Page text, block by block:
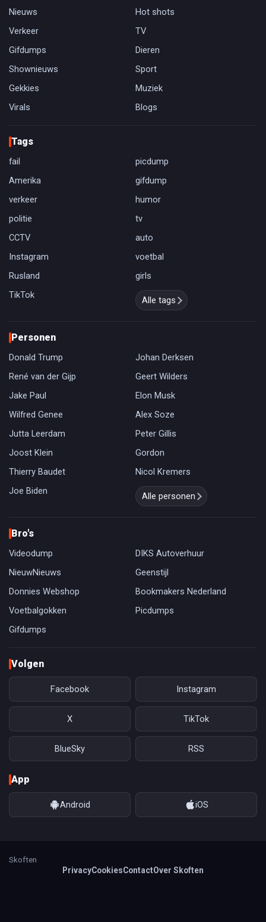
Nieuws
Hot shots
Verkeer
TV
Gifdumps
Dieren
Shownieuws
Sport
Gekkies
Muziek
Virals
Blogs
Tags
fail
picdump
Amerika
gifdump
verkeer
humor
politie
tv
CCTV
auto
Instagram
voetbal
Rusland
girls
TikTok
Alle tags
Personen
Donald Trump
Johan Derksen
René van der Gijp
Geert Wilders
Jake Paul
Elon Musk
Wilfred Genee
Alex Soze
Jutta Leerdam
Peter Gillis
Joost Klein
Gordon
Thierry Baudet
Nicol Kremers
Joe Biden
Alle personen
Bro's
Videodump
DIKS Autoverhuur
NieuwNieuws
Geenstijl
Donnies Webshop
Bookmakers Nederland
Voetbalgokken
Picdumps
Gifdumps
Volgen
Facebook Instagram
X TikTok
BlueSky RSS
App
Android iOS
Skoften
PrivacyCookiesContactOver Skoften